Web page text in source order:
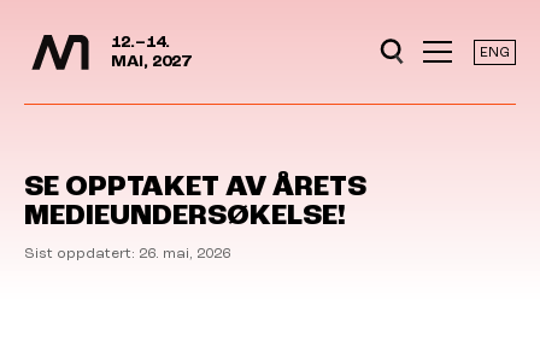
Hopp til hovedinnhold
12.–14.
MAI, 2027
ENG
SE OPPTAKET AV ÅRETS
MEDIEUNDERSØKELSE!
Sist oppdatert: 26. mai, 2026